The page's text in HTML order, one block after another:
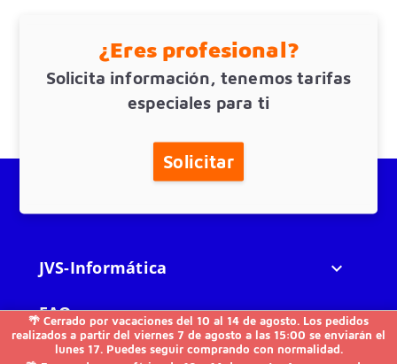
🌴 Cerrado por vacaciones del 10 al 14 de agosto. Los pedidos
realizados a partir del viernes 7 de agosto a las 15:00 se enviarán el
lunes 17. Puedes seguir comprando con normalidad.
¿Eres profesional?
Solicita información, tenemos tarifas
especiales para ti
Solicitar
JVS-Informática 
FAQs 
Otros 